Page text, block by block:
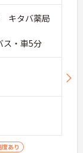
キタバ薬局
ス・車5分
あり